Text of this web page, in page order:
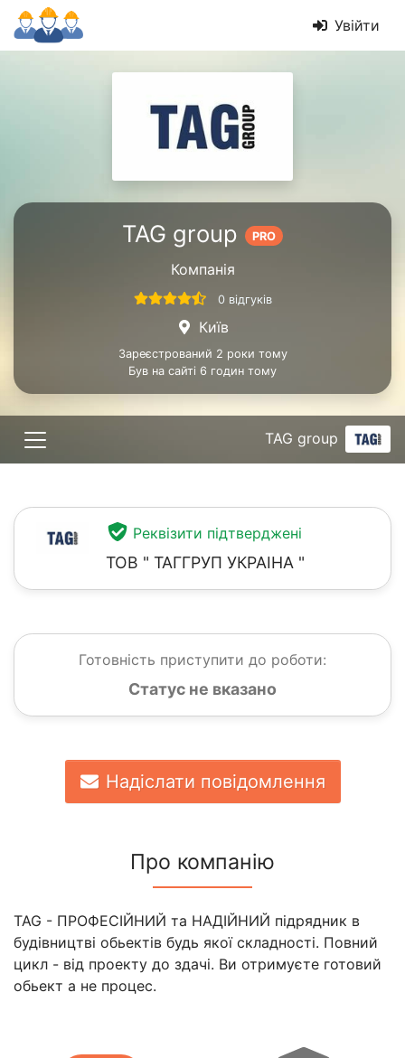
Увійти
TAG group PRO
Компанія
0 відгуків
Київ
Зареєстрований 2 роки тому
Був на сайті 6 годин тому
TAG group
Реквізити підтверджені
ТОВ " ТАГГРУП УКРАІНА "
Готовність приступити до роботи:
Статус не вказано
Надіслати повідомлення
Про компанію
TAG - ПРОФЕСІЙНИЙ та НАДІЙНИЙ підрядник в
будівництві обьектів будь якої складності. Повний
цикл - від проекту до здачі. Ви отримуєте готовий
обьект а не процес.